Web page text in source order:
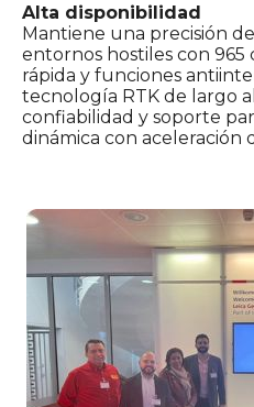
Alta disponibilidad
Mantiene una precisión
entornos hostiles con 965
rápida y funciones
tecnología RTK de largo
confiabilidad y soporte
dinámica con aceleración